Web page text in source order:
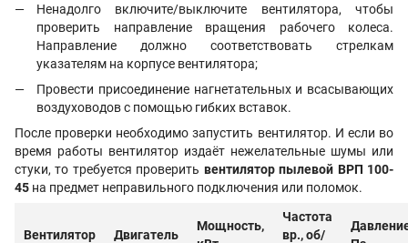
Ненадолго включите/выключите вентилятора, чтобы
проверить направление вращения рабочего колеса.
Направление должно соответствовать стрелкам
указателям на корпусе вентилятора;
Провести присоединение нагнетательных и всасывающих
воздуховодов с помощью гибких вставок.
После проверки необходимо запустить вентилятор. И если во
время работы вентилятор издаёт нежелательные шумы или
стуки, то требуется проверить вентилятор пылевой ВРП 100-
45 на предмет неправильного подключения или поломок.
Вентилятор Двигатель
Мощность,
Частота
вр., об/